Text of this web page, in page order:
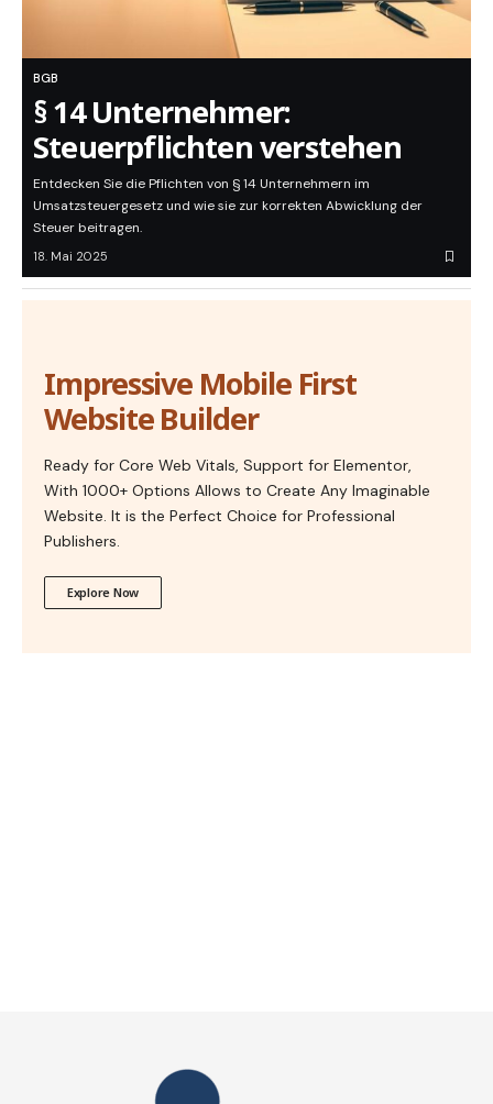
BGB
§ 14 Unternehmer:
Steuerpflichten verstehen
Entdecken Sie die Pflichten von § 14 Unternehmern im
Umsatzsteuergesetz und wie sie zur korrekten Abwicklung der
Steuer beitragen.
18. Mai 2025
Impressive Mobile First
Website Builder
Ready for Core Web Vitals, Support for Elementor,
With 1000+ Options Allows to Create Any Imaginable
Website. It is the Perfect Choice for Professional
Publishers.
Explore Now